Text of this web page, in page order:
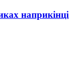
наприкінці